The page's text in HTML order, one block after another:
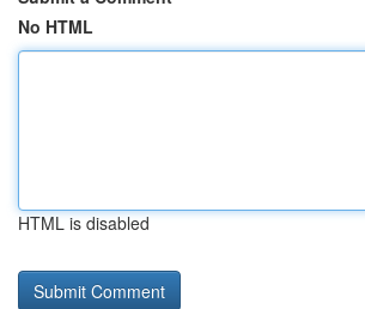
No HTML
HTML is disabled